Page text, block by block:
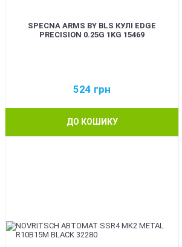
SPECNA ARMS BY BLS КУЛІ EDGE
PRECISION 0.25G 1KG 15469
524 грн
ДО КОШИКУ